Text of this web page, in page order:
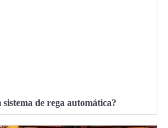
de rega automática?